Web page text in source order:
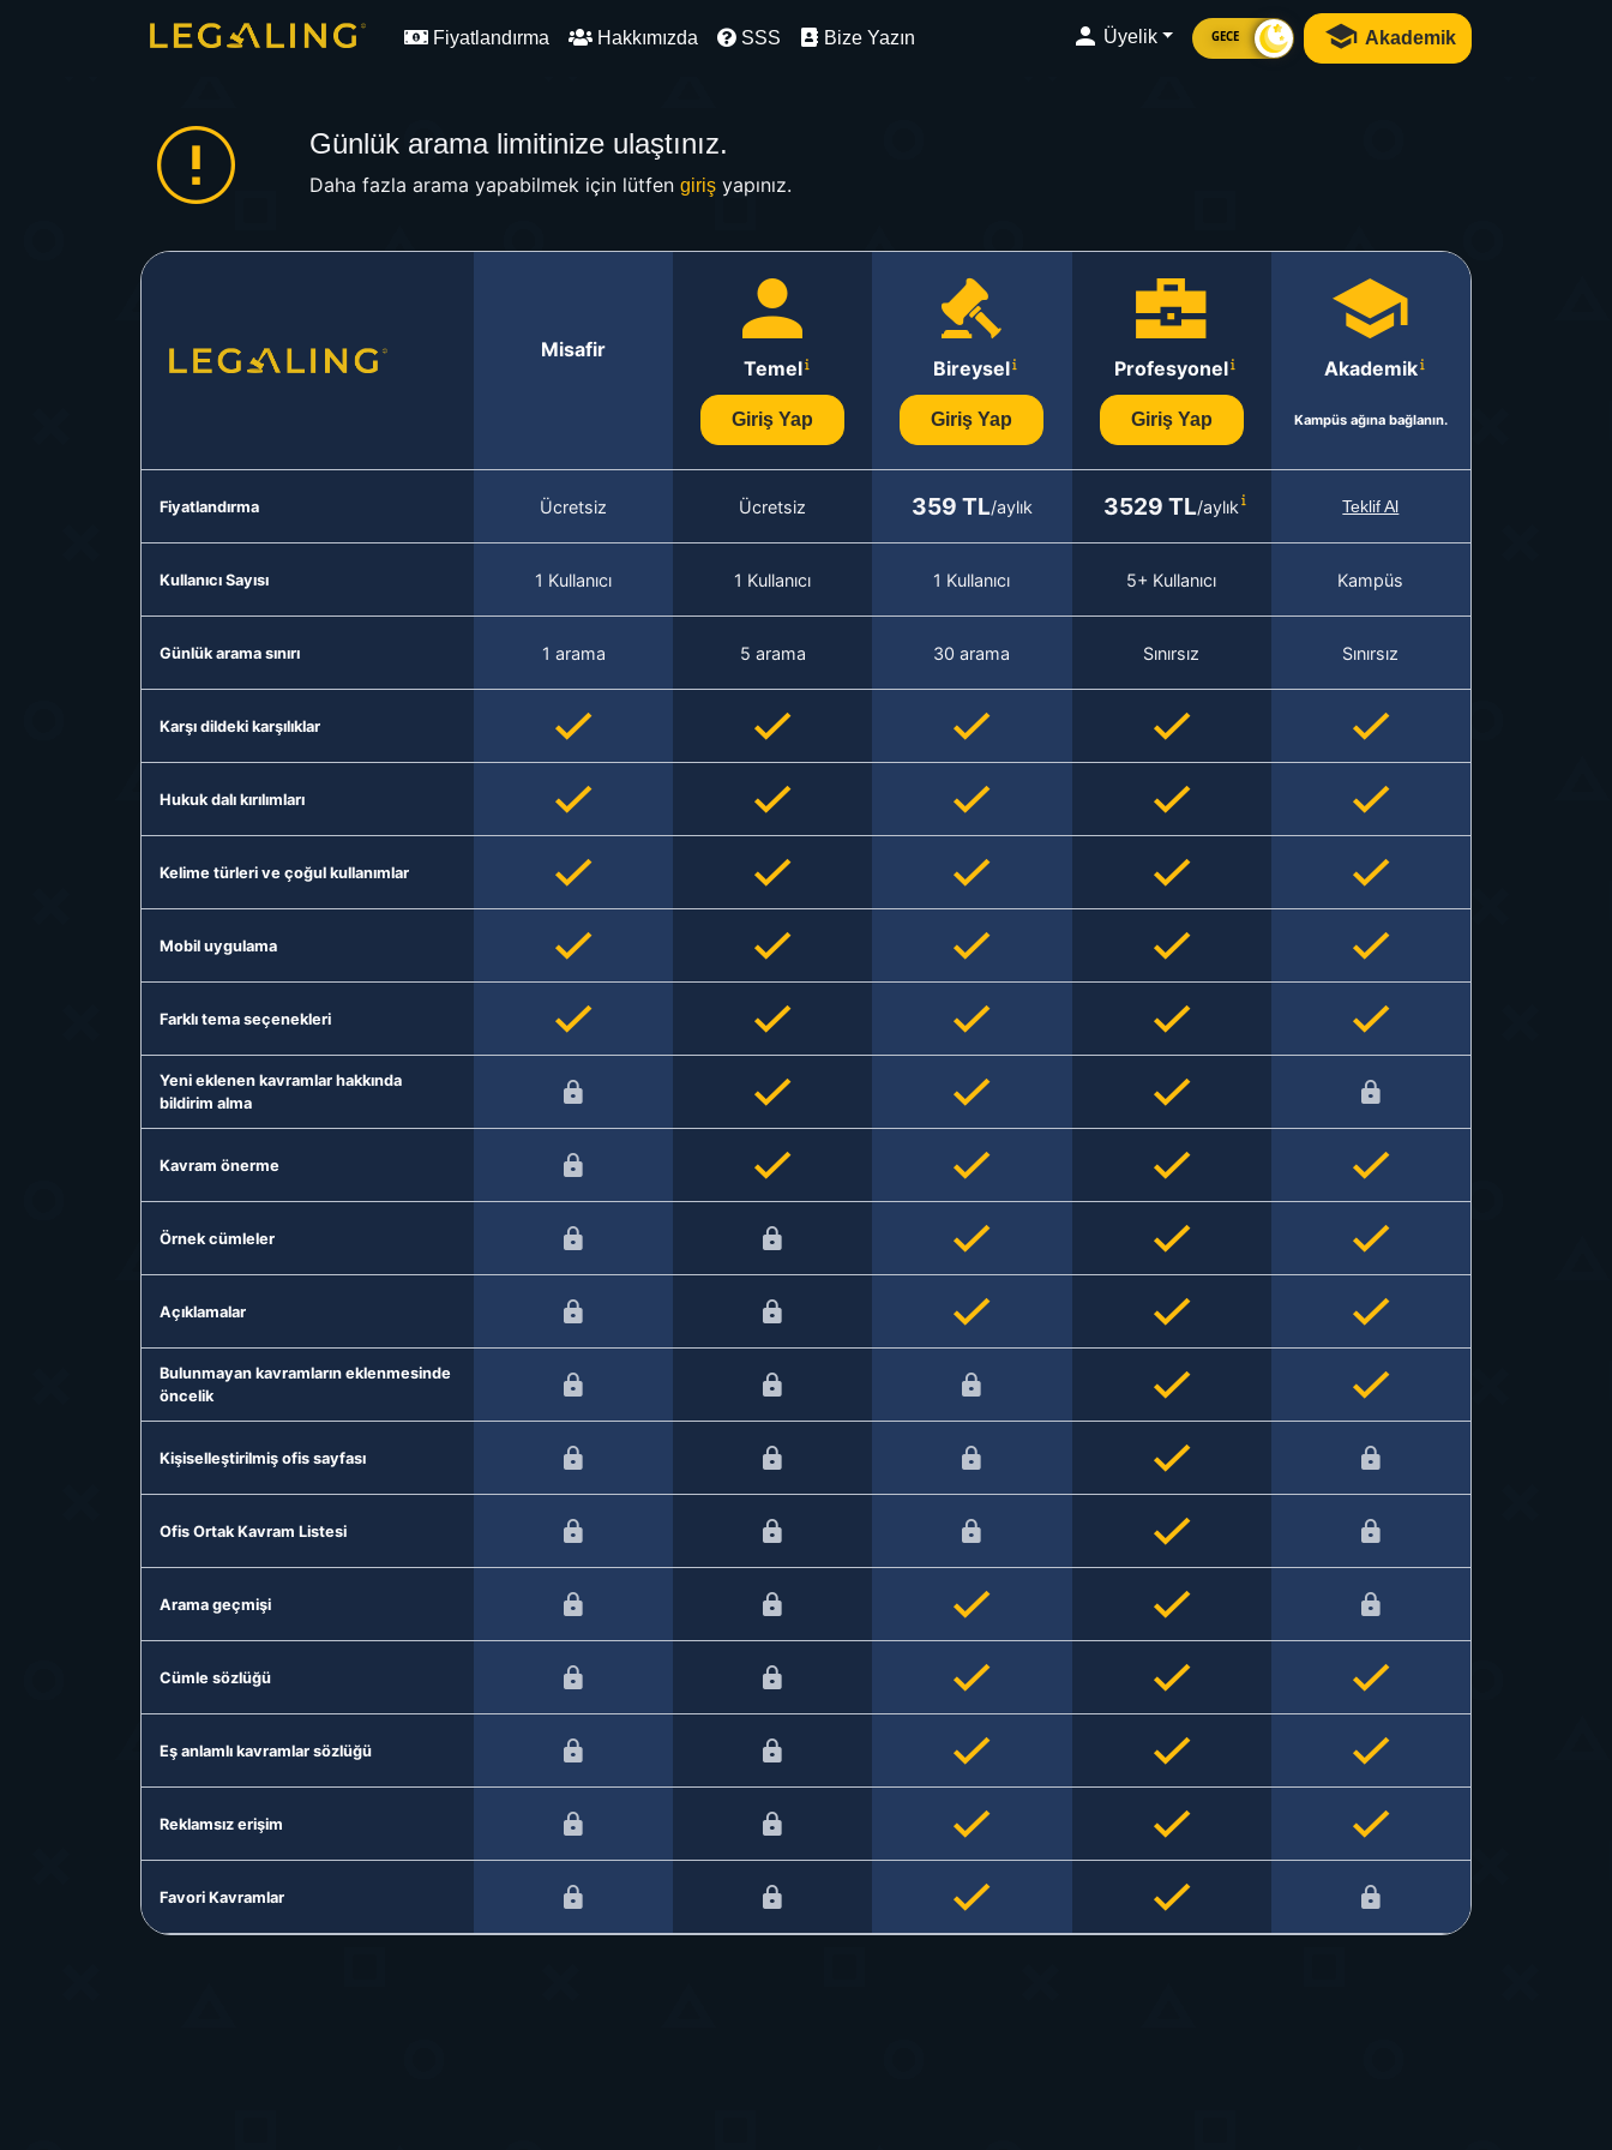
Fiyatlandırma Hakkımızda SSS Bize Yazın Üyelik GECE Akademik
Günlük arama limitinize ulaştınız.
Daha fazla arama yapabilmek için lütfen girişyapınız.
Misafir
Temel
Giriş Yap
Bireysel
Giriş Yap
Profesyonel
Giriş Yap
Akademik
Kampüs ağına bağlanın.
Fiyatlandırma Ücretsiz Ücretsiz 359 TL/aylık 3529 TL/aylık Teklif Al
Kullanıcı Sayısı 1 Kullanıcı 1 Kullanıcı 1 Kullanıcı 5+ Kullanıcı Kampüs
Günlük arama sınırı 1 arama 5 arama 30 arama Sınırsız Sınırsız
Karşı dildeki karşılıklar
Hukuk dalı kırılımları
Kelime türleri ve çoğul kullanımlar
Mobil uygulama
Farklı tema seçenekleri
Yeni eklenen kavramlar hakkında
bildirim alma
Kavram önerme
Örnek cümleler
Açıklamalar
Bulunmayan kavramların eklenmesinde
öncelik
Kişiselleştirilmiş ofis sayfası
Ofis Ortak Kavram Listesi
Arama geçmişi
Cümle sözlüğü
Eş anlamlı kavramlar sözlüğü
Reklamsız erişim
Favori Kavramlar